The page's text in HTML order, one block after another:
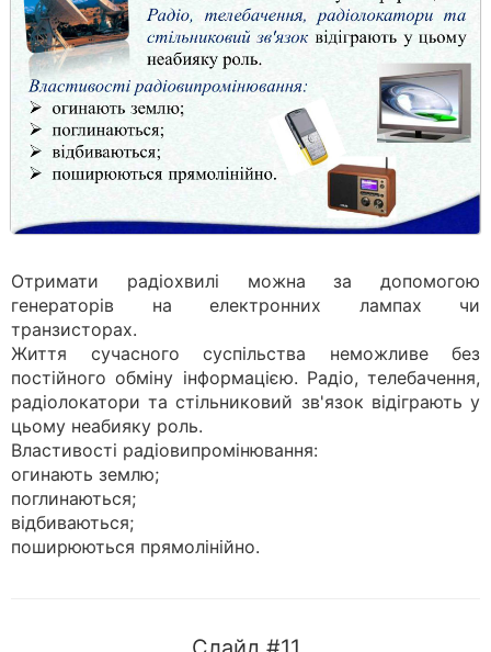
Отримати радіохвилі можна за допомогою
генераторів на електронних лампах чи
транзисторах.
Життя сучасного суспільства неможливе без
постійного обміну інформацією. Радіо, телебачення,
радіолокатори та стільниковий зв'язок відіграють у
цьому неабияку роль.
Властивості радіовипромінювання:
огинають землю;
поглинаються;
відбиваються;
поширюються прямолінійно.